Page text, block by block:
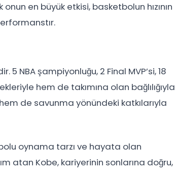
en büyük etkisi, basketbolun hızının
5 NBA şampiyonluğu, 2 Final MVP’si, 18
hem de takımına olan bağlılığıyla
de savunma yönündeki katkılarıyla
oynama tarzı ve hayata olan
atan Kobe, kariyerinin sonlarına doğru,